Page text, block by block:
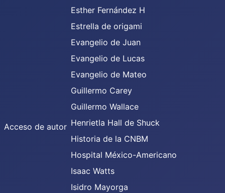
Acceso de autor
Esther Fernández H
Estrella de origami
Evangelio de Juan
Evangelio de Lucas
Evangelio de Mateo
Guillermo Carey
Guillermo Wallace
Henrietla Hall de Shuck
Historia de la CNBM
Hospital México-Americano
Isaac Watts
Isidro Mayorga